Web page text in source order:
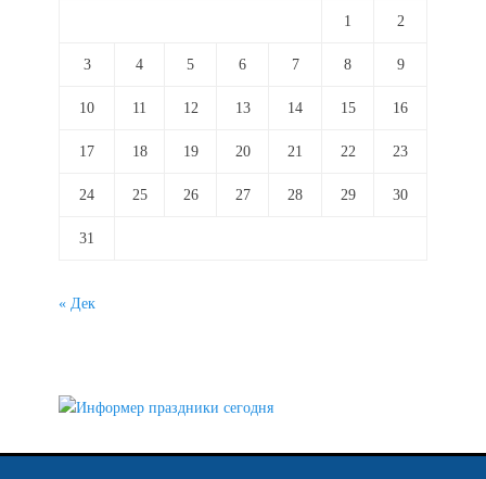
1 2
3 4 5 6 7 8 9
10 11 12 13 14 15 16
17 18 19 20 21 22 23
24 25 26 27 28 29 30
31
« Дек